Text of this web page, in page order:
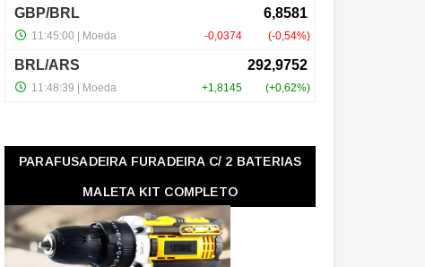
PARAFUSADEIRA FURADEIRA C/ 2 BATERIAS
MALETA KIT COMPLETO